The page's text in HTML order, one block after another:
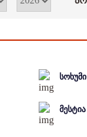
სოხუმი
მესტია